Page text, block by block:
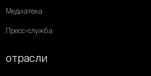
Медиатека
Пресс-служба
отрасли